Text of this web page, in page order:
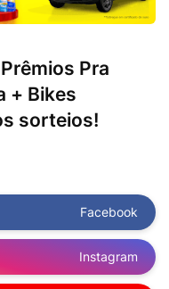
Pra
+ Bikes
sorteios!
Facebook
Instagram